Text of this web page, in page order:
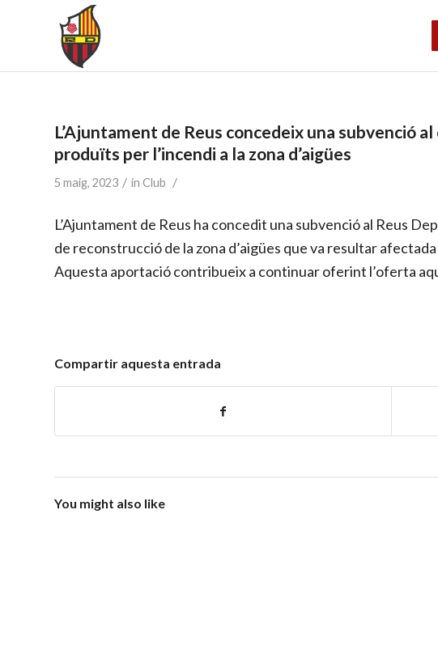
L’Ajuntament de Reus concedeix una subvenció
produïts per l’incendi a la zona d’aigües
5 maig, 2023 / in Club /
L’Ajuntament de Reus ha concedit una subvenció al Reus
de reconstrucció de la zona d’aigües que va resultar
Aquesta aportació contribueix a continuar oferint l’oferta
Compartir aquesta entrada
You might also like